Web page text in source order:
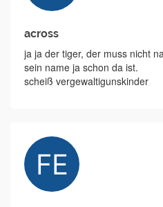
across
ja ja der tiger, der muss nicht
sein name ja schon da ist.
scheiß vergewaltigunskinder